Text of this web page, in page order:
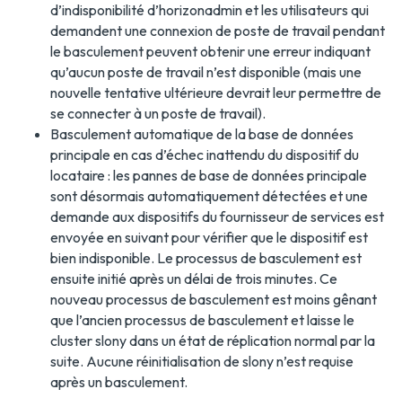
d’indisponibilité d’horizonadmin et les utilisateurs qui
demandent une connexion de poste de travail pendant
le basculement peuvent obtenir une erreur indiquant
qu’aucun poste de travail n’est disponible (mais une
nouvelle tentative ultérieure devrait leur permettre de
se connecter à un poste de travail).
Basculement automatique de la base de données
principale en cas d’échec inattendu du dispositif du
locataire : les pannes de base de données principale
sont désormais automatiquement détectées et une
demande aux dispositifs du fournisseur de services est
envoyée en suivant pour vérifier que le dispositif est
bien indisponible. Le processus de basculement est
ensuite initié après un délai de trois minutes. Ce
nouveau processus de basculement est moins gênant
que l’ancien processus de basculement et laisse le
cluster slony dans un état de réplication normal par la
suite. Aucune réinitialisation de slony n’est requise
après un basculement.